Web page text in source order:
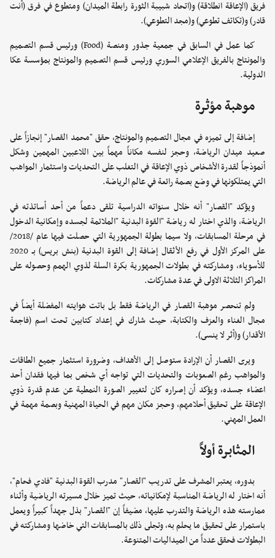
فريق (الإعاقة انطلاقة) و(اتحاد شبيبة الثورة رابطة الميدان) ومتطوع في فرق (أنت
قادر) و(تكاتف تطوعي) و(مجد التطوعي).
كما عمل في السابق في جمعية جذور ومنصة (Food) ورئيس قسم التصميم
والمونتاج بالفريق الإعلامي السوري ورئيس قسم التصميم والمونتاج بمؤسسة عكا
الدولية.
موهبة مؤثرة
إضافة إلى تميزه في مجال التصميم والمونتاج، حقق "محمد القصار" إنجازاً على
صعيد ميدان الرياضة، وحجز لنفسه مكاناً مهماً بين اللاعبين المهمين وشكل
أنموذجاً لقدرة الأشخاص ذوي الإعاقة في التغلب على التحديات واستثمار المواهب
التي يمتلكونها في وضع بصمة رائعة في عالم الرياضة.
ويؤكد "القصار" أنه خلال سنواته الدراسية تلقى دعماً من أحد أساتذته في
الرياضة، والذي اختار له رياضة "القوة البدنية "الملائمة لجسده وإمكانية الدخول
في مرحلة المسابقات، ولا سيما بطولة الجمهورية التي حصلت فيها عام /2018/
على المركز الأول في رفع الأثقال إضافة إلى القوة البدنية (بنش بريس) بـ 2020
للأسوياء، ومشاركته في بطولات الجمهورية بكرة السلة لذوي الهمم وحصوله على
المراكز الثلاثة الاولى في عدة مشاركات.
ولم تنحصر موهبة القصار في الرياضة فقط بل باتت هوايته المفضلة أيضاً في
مجال الغناء والعزف والكتابة، حيث شارك في إعداد كتابين تحت اسم (فاجعة
الأقدار) و(أثر لا ينسى).
ويرى القصار أن الإرادة ستوصل إلى الأهداف، وضرورة استثمار جميع الطاقات
والمواهب رغم الصعوبات والتحديات التي تواجه أي شخص بما فيها فقدان أحد
اعضاء جسده، ويؤكد أن إصراره كان لتغيير الصورة النمطية عن عدم قدرة ذوي
الإعاقة على تحقيق أحلامهم، وحجز مكان مهم في الحياة المهنية وبصمة مهمة في
العمل المهني.
المثابرة أولاً
بدوره، يعتبر المشرف على تدريب "القصار" مدرب القوة البدنية "فادي فحام"،
أنه اختار له الرياضة المناسبة لإمكانياته، حيث تميز خلال مسيرته الرياضية وأثناء
ممارسته هذه الرياضة والتدرب عليها، مضيفاً إن "القصار" بذل جهداً كبيراً ويعمل
باستمرار على تحقيق ما يحلم به، وتجلى ذلك بالمسابقات التي خاضها ومشاركته في
البطولات فحقق عدداً من الميداليات المتنوعة.